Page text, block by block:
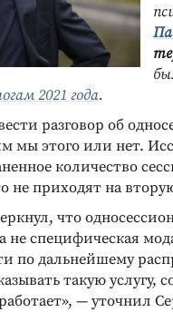
2021 года.
разговор об
мы этого или нет.
количество
не приходят на
что
не специфическая
по дальнейшему
такую услугу,
— уточнил